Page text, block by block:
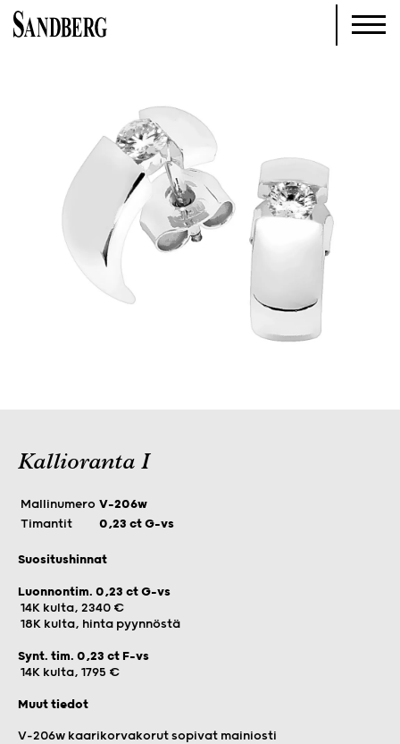
Kallioranta I
Mallinumero V-206w
Timantit
0,23 ct G-vs
Suositushinnat
Luonnontim. 0,23 ct G-vs
14K kulta, 2340 €
18K kulta, hinta pyynnöstä
Synt. tim. 0,23 ct F-vs
14K kulta, 1795 €
Muut tiedot
V-206w kaarikorvakorut sopivat mainiosti